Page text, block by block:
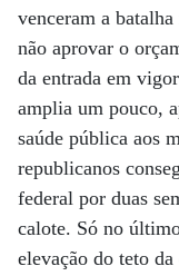
venceram a
não aprovar o
da entrada em
amplia um pouco,
saúde pública aos
republicanos
federal por duas
calote. Só no
elevação do teto